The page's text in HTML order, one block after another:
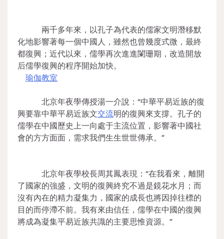
兩千多年來，以孔子為代表的儒家文明潛移默
化地影響著每一個中國人，雖然也曾幾度式微，最終
都復興；近代以來，儒學再次進進闌珊期，改造開放
后儒學復興的程序開始加快。
瑜伽教室
北京年夜學傳授湯一介說：“中華平易近族的復
興要靠中華平易近族文交流明的復興來支撐。孔子的
儒學在中國歷史上一向處于主流位置，影響著中國社
會的方方面面，需求我們生生世世傳承。”
北京年夜學校長周其鳳表現：“在我看來，離開
了國家的強盛，文明的復興終究不過是鏡花水月；而
沒有內在的精力凝集力，國家的成長也將因掉往標的
目的而停滯不前。我有來由信任，儒學在中國的復興
將成為凝集平易近族共識的主要思惟資源。”